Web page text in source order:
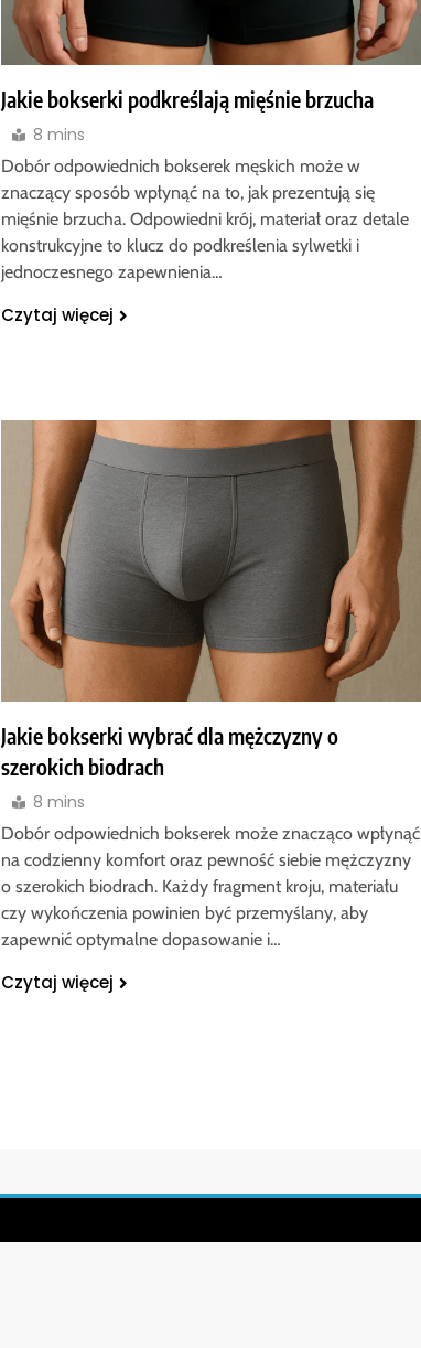
Jakie bokserki podkreślają mięśnie brzucha
8 mins
Dobór odpowiednich bokserek męskich może w
znaczący sposób wpłynąć na to, jak prezentują się
mięśnie brzucha. Odpowiedni krój, materiał oraz detale
konstrukcyjne to klucz do podkreślenia sylwetki i
jednoczesnego zapewnienia…
Czytaj więcej
Jakie bokserki wybrać dla mężczyzny o
szerokich biodrach
8 mins
Dobór odpowiednich bokserek może znacząco wpłynąć
na codzienny komfort oraz pewność siebie mężczyzny
o szerokich biodrach. Każdy fragment kroju, materiału
czy wykończenia powinien być przemyślany, aby
zapewnić optymalne dopasowanie i…
Czytaj więcej